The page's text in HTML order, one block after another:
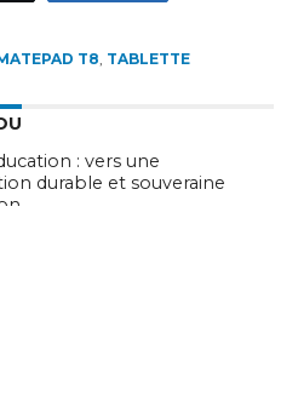
T8, TABLETTE
: vers une
durable et souveraine